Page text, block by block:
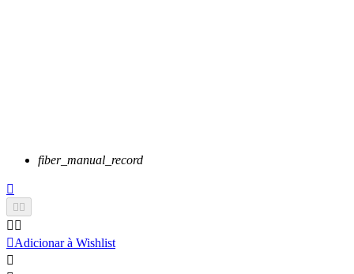
fiber_manual_record

 
 
Adicionar à Wishlist
